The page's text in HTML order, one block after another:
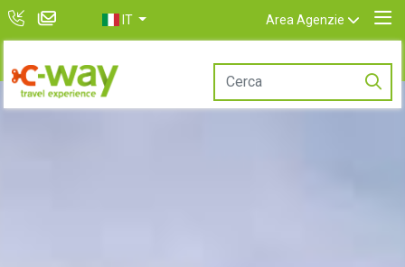
IT Area Agenzie